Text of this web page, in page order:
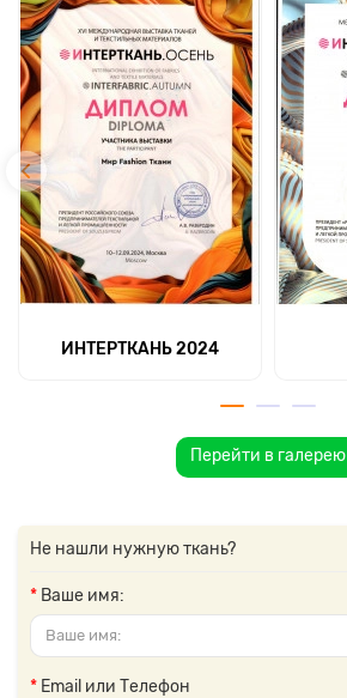
ИНТЕРТКАНЬ 2024
Перейти в галерею
Не нашли нужную ткань?
Ваше имя:
Email или Телефон